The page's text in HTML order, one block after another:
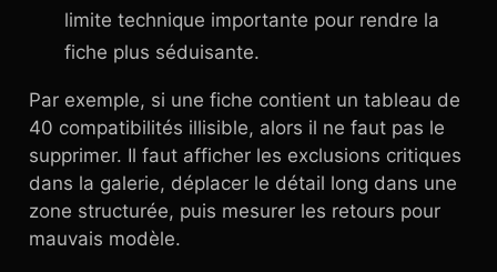
limite technique importante pour rendre la
fiche plus séduisante.
Par exemple, si une fiche contient un tableau de
40 compatibilités illisible, alors il ne faut pas le
supprimer. Il faut afficher les exclusions critiques
dans la galerie, déplacer le détail long dans une
zone structurée, puis mesurer les retours pour
mauvais modèle.